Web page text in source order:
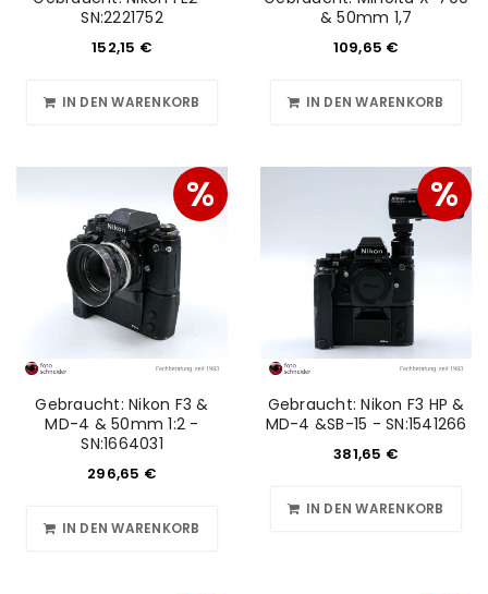
SN:2221752
152,15 €
IN DEN WARENKORB
& 50mm 1,7
109,65 €
IN DEN WARENKORB
%
Gebraucht: Nikon F3 &
MD-4 & 50mm 1:2 -
SN:1664031
296,65 €
IN DEN WARENKORB
%
Gebraucht: Nikon F3 HP &
MD-4 &SB-15 - SN:1541266
381,65 €
IN DEN WARENKORB